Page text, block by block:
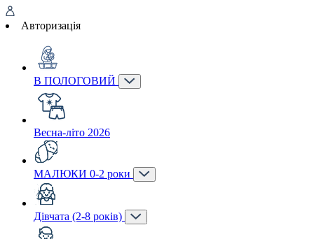
Авторизація
В ПОЛОГОВИЙ
Весна-літо 2026
МАЛЮКИ 0-2 роки
Дівчата (2-8 років)